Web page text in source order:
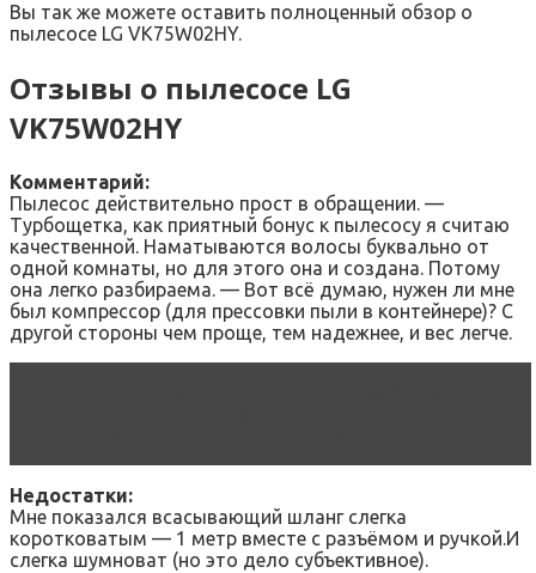
Вы так же можете оставить полноценный обзор о
пылесосе LG VK75W02HY.
Отзывы о пылесосе LG
VK75W02HY
Комментарий:
Пылесос действительно прост в обращении. —
Турбощетка, как приятный бонус к пылесосу я считаю
качественной. Наматываются волосы буквально от
одной комнаты, но для этого она и создана. Потому
она легко разбираема. — Вот всё думаю, нужен ли мне
был компрессор (для прессовки пыли в контейнере)? С
другой стороны чем проще, тем надежнее, и вес легче.
Недостатки:
Мне показался всасывающий шланг слегка
коротковатым — 1 метр вместе с разъёмом и ручкой.И
слегка шумноват (но это дело субъективное).